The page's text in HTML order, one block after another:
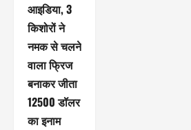
आइडिया, 3
किशोरों ने
नमक से चलने
वाला फ्रिज
बनाकर जीता
12500 डॉलर
का इनाम